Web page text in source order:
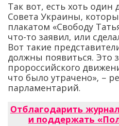
Так вот, есть хоть один
Совета Украины,
плакатом «Свободу
что-то заявил, или
Вот такие
должны появиться. Это
пророссийского
что было утрачено», –
парламентарий.
Отблагодарить
и поддержать